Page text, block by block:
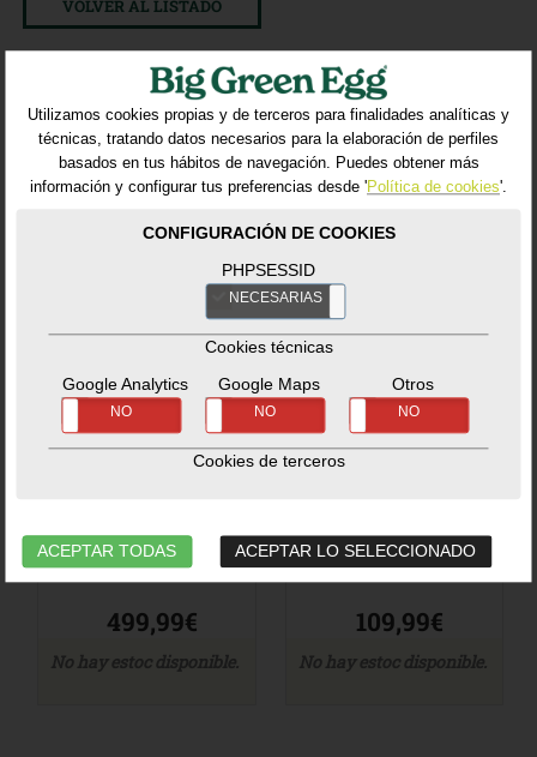
VOLVER AL LISTADO
Productos relacionados
Rotisserie XL
Cocción
499,99€
No hay estoc disponible.
Charcoal Storage
Bag
109,99€
No hay estoc disponible.
Utilizamos cookies propias y de terceros para finalidades analíticas y
técnicas, tratando datos necesarios para la elaboración de perfiles
basados en tus hábitos de navegación. Puedes obtener más
información y configurar tus preferencias desde 'Política de cookies'.
CONFIGURACIÓN DE COOKIES
PHPSESSID
NECESARIAS
Cookies técnicas
Google Analytics
NO
Google Maps
NO
Otros
NO
Cookies de terceros
ACEPTAR TODAS ACEPTAR LO SELECCIONADO